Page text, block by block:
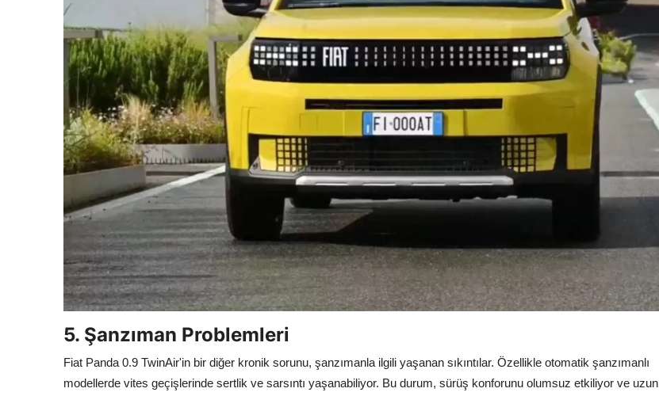
5. Şanzıman Problemleri
Fiat Panda 0.9 TwinAir'in bir diğer kronik sorunu, şanzımanla ilgili yaşanan sıkıntılar. Özellikle otomatik şanzımanlı
modellerde vites geçişlerinde sertlik ve sarsıntı yaşanabiliyor. Bu durum, sürüş konforunu olumsuz etkiliyor ve uzun